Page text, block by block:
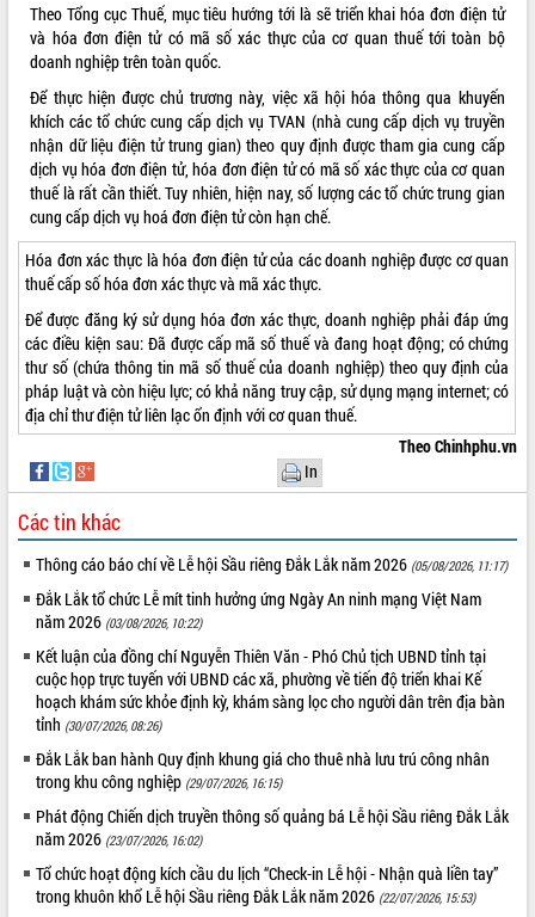
ALBUM ẢNH
LIÊN KẾT WEB
THỐNG KÊ TRUY CẬP
Hôm nay: 4855
Tất cả: 66090523
Theo Tổng cục Thuế, mục tiêu hướng tới là sẽ triển khai hóa đơn điện tử
và hóa đơn điện tử có mã số xác thực của cơ quan thuế tới toàn bộ
doanh nghiệp trên toàn quốc.
Để thực hiện được chủ trương này, việc xã hội hóa thông qua khuyến
khích các tổ chức cung cấp dịch vụ TVAN (nhà cung cấp dịch vụ truyền
nhận dữ liệu điện tử trung gian) theo quy định được tham gia cung cấp
dịch vụ hóa đơn điện tử, hóa đơn điện tử có mã số xác thực của cơ quan
thuế là rất cần thiết. Tuy nhiên, hiện nay, số lượng các tổ chức trung gian
cung cấp dịch vụ hoá đơn điện tử còn hạn chế.
Hóa đơn xác thực là hóa đơn điện tử của các doanh nghiệp được cơ quan
thuế cấp số hóa đơn xác thực và mã xác thực.
Để được đăng ký sử dụng hóa đơn xác thực, doanh nghiệp phải đáp ứng
các điều kiện sau: Đã được cấp mã số thuế và đang hoạt động; có chứng
thư số (chứa thông tin mã số thuế của doanh nghiệp) theo quy định của
pháp luật và còn hiệu lực; có khả năng truy cập, sử dụng mạng internet; có
địa chỉ thư điện tử liên lạc ổn định với cơ quan thuế.
Theo Chinhphu.vn
In
Các tin khác
Thông cáo báo chí về Lễ hội Sầu riêng Đắk Lắk năm 2026 (05/08/2026, 11:17)
Đắk Lắk tổ chức Lễ mít tinh hưởng ứng Ngày An ninh mạng Việt Nam
năm 2026 (03/08/2026, 10:22)
Kết luận của đồng chí Nguyễn Thiên Văn - Phó Chủ tịch UBND tỉnh tại
cuộc họp trực tuyến với UBND các xã, phường về tiến độ triển khai Kế
hoạch khám sức khỏe định kỳ, khám sàng lọc cho người dân trên địa bàn
tỉnh (30/07/2026, 08:26)
Đắk Lắk ban hành Quy định khung giá cho thuê nhà lưu trú công nhân
trong khu công nghiệp (29/07/2026, 16:15)
Phát động Chiến dịch truyền thông số quảng bá Lễ hội Sầu riêng Đắk Lắk
năm 2026 (23/07/2026, 16:02)
Tổ chức hoạt động kích cầu du lịch “Check-in Lễ hội - Nhận quà liền tay”
trong khuôn khổ Lễ hội Sầu riêng Đắk Lắk năm 2026 (22/07/2026, 15:53)